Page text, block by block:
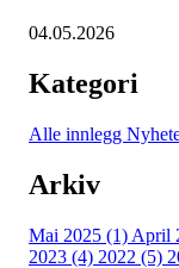
04.05.2026
Kategori
Alle innlegg
Arkiv
Mai 2025 (1) April
2023 (4) 2022 (5)